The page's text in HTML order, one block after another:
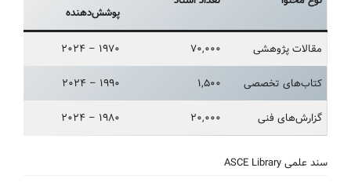
پوشش‌دهنده
مقالات پژوهشی ۷۰,۰۰۰ ۱۹۷۰ – ۲۰۲۴
کتاب‌های تخصصی ۱,۵۰۰ ۱۹۹۰ – ۲۰۲۴
گزارش‌های فنی ۲۰,۰۰۰ ۱۹۸۰ – ۲۰۲۴
سند علمی ASCE Library